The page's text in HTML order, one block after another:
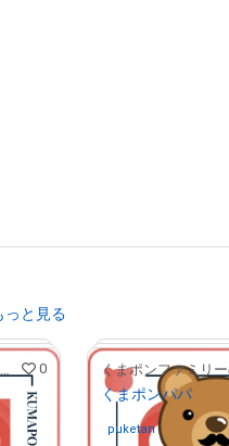
っと見る
くまポンファミリーのNFTストア 0
くまポンパパ
puketanさんが保有中